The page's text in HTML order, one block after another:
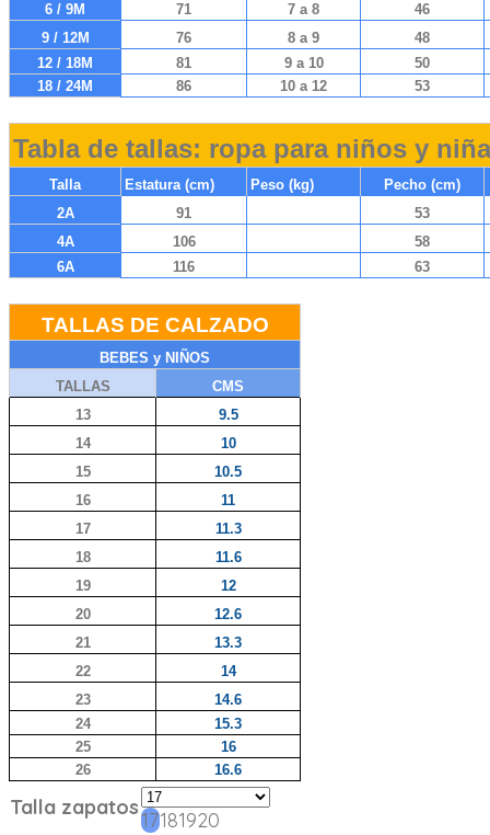
6 / 9M
71 7 a 8
46
9 / 12M
76 8 a 9
48
12 / 18M
81 9 a 10
50
18 / 24M
86 10 a 12 53
Tabla de tallas: ropa para niños y
Talla Estatura (cm) Peso (kg)
Pecho (cm)
2A
91
53
4A
106
58
6A
116 63
TALLAS DE CALZADO
BEBES y NIÑOS
TALLAS
CMS
13
9.5
14
10
15
10.5
16
11
17
11.3
18
11.6
19
12
20
12.6
21
13.3
22
14
23
14.6
24
15.3
25
16
26
16.6
Talla zapatos
17181920